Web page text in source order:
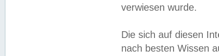
verwiesen wurde.
Die sich auf diesen
nach besten Wissen